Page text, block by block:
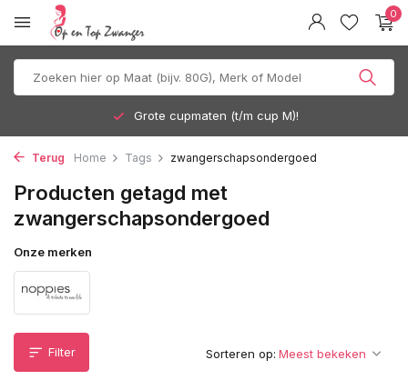
0
Grote cupmaten (t/m cup M)!
Terug Home Tags zwangerschapsondergoed
Producten getagd met
zwangerschapsondergoed
Onze merken
Filter Sorteren op: